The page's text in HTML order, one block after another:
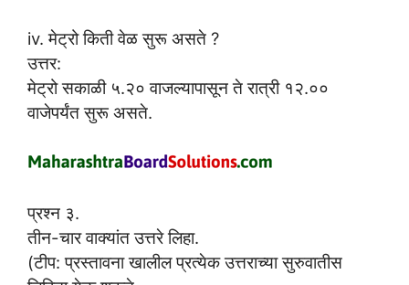
iv. मेट्रो किती वेळ सुरू असते ?
उत्तर:
मेट्रो सकाळी ५.२० वाजल्यापासून ते रात्री १२.००
वाजेपर्यंत सुरू असते.
प्रश्न ३.
तीन-चार वाक्यांत उत्तरे लिहा.
(टीप: प्रस्तावना खालील प्रत्येक उत्तराच्या सुरुवातीस